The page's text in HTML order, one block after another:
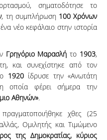
σηματοδότησε το
, τη συμπλήρωση 100 Χρόνων
νέο κεφάλαιο στην ιστορία
Γρηγόριο Μαρασλήτο 1903,
και συνεχίστηκε από τον
1920ίδρυσε την «Ανωτάτη
οποία φέρει σήμερα την
Αθηνών».
χθες (25
Ομιλητής και Τιμώμενο
της Δημοκρατίας, κύριος